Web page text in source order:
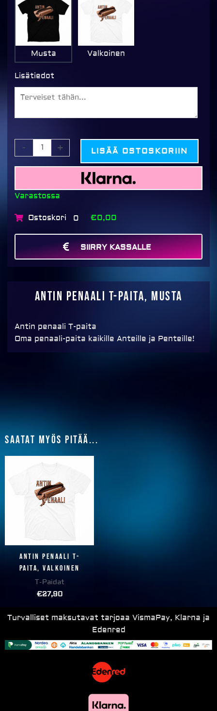
Musta Valkoinen
Lisätiedot
- + LISÄÄ OSTOSKORIIN
Varastossa
Ostoskori 0 €0,00
SIIRRY KASSALLE
Antin penaali T-paita, musta
Antin penaali T-paita
Oma penaali-paita kaikille Anteille ja Penteille!
Saatat myös pitää...
Antin penaali T-
paita, valkoinen
T-Paidat
€27,90
Turvalliset maksutavat tarjoaa VismaPay, Klarna ja
Edenred